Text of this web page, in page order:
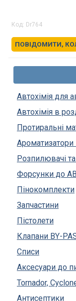
Автохімія для
Автохімія в
Протиральні
Ароматизатори
Розпилювачі
Форсунки до
Пінокомплекти
Запчастини
Пістолети
Клапани BY-
Списи
Аксесуари до
Tornador,
Антисептики
Код: Dr764
ПОВІДОМИТИ,